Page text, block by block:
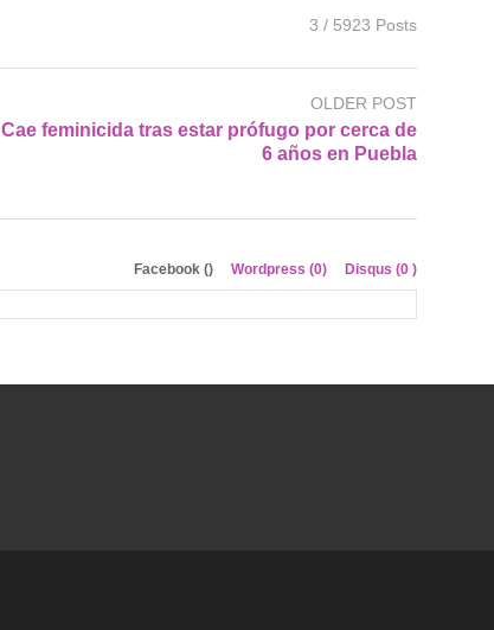
3 / 5923 Posts
OLDER POST
Cae feminicida tras estar prófugo por cerca de
6 años en Puebla
Facebook () Wordpress (0) Disqus (0 )